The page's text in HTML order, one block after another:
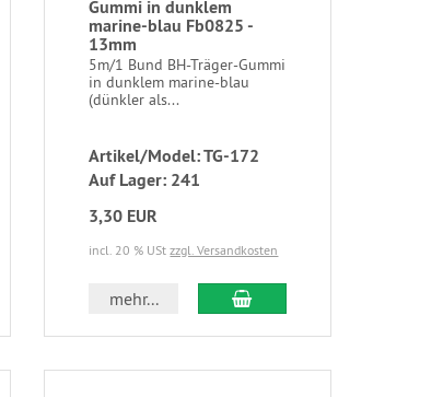
Gummi in dunklem
marine-blau Fb0825 -
13mm
5m/1 Bund BH-Träger-Gummi
in dunklem marine-blau
(dünkler als...
Artikel/Model: TG-172
Auf Lager: 241
3,30 EUR
incl. 20 % UStzzgl. Versandkosten
mehr...